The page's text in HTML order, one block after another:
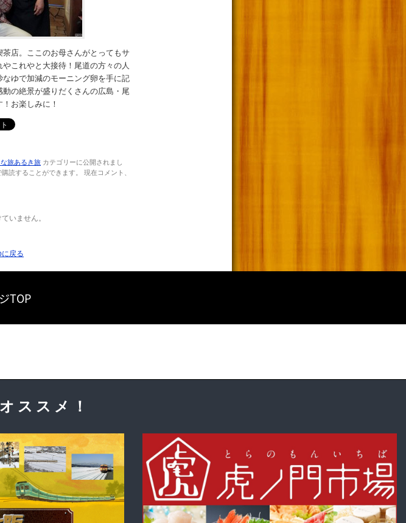
店。ここのお母さんがとってもサ
これやと大接待！尾道の方々の人
ゆで加減のモーニング卵を手に記
の絶景が盛りだくさんの広島・尾
お楽しみに！
旅あるき旅 カテゴリーに公開されまし
読することができます。 現在コメント、
いません。
に戻る
TOP
ススメ！